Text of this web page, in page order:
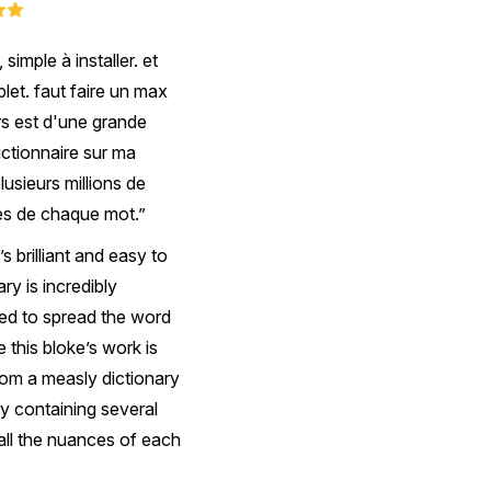
à installer. et
faut faire un max
est d'une grande
sur ma
millions de
de chaque mot.
brilliant and easy to
is incredibly
to spread the word
this bloke’s work is
a measly dictionary
containing several
the nuances of each